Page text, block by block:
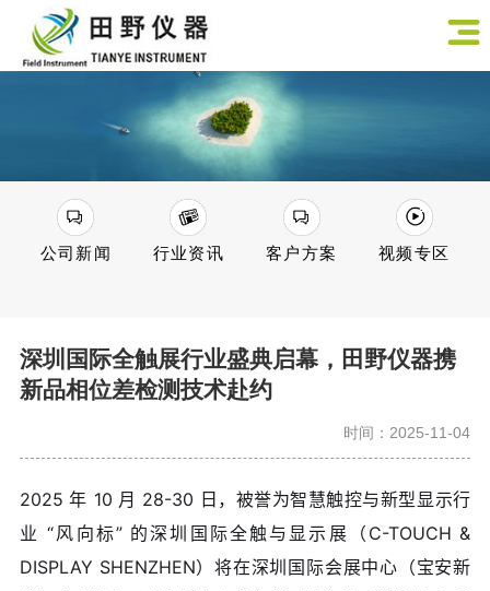
公司新闻 行业资讯 客户方案 视频专区
深圳国际全触展行业盛典启幕，田野仪器携
新品相位差检测技术赴约
时间：2025-11-04
2025 年 10 月 28-30 日，被誉为智慧触控与新型显示行
业 “风向标” 的深圳国际全触与显示展（C-TOUCH &
DISPLAY SHENZHEN）将在深圳国际会展中心（宝安新